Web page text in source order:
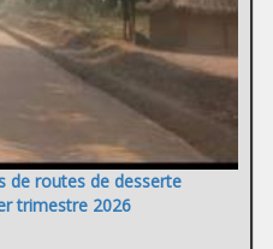
de routes de desserte
trimestre 2026